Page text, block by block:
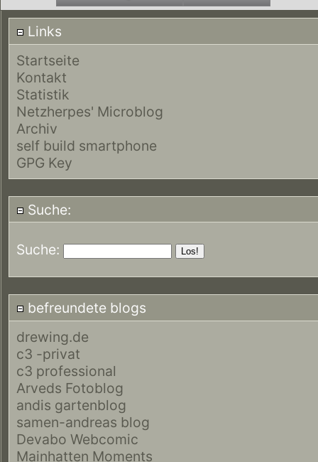
Links
Startseite
Kontakt
Statistik
Netzherpes' Microblog
Archiv
self build smartphone
GPG Key
Suche:
Suche:
befreundete blogs
drewing.de
c3 -privat
c3 professional
Arveds Fotoblog
andis gartenblog
samen-andreas blog
Devabo Webcomic
Mainhatten Moments